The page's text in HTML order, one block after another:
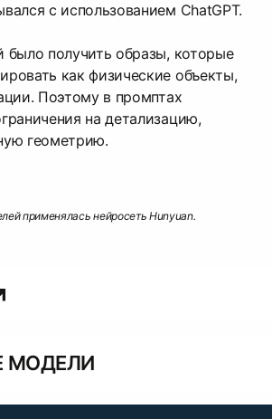
с использованием ChatGPT.
было получить образы, которые
как физические объекты,
Поэтому в промптах
на детализацию,
геометрию.
применялась нейросеть Hunyuan.
МОДЕЛИ